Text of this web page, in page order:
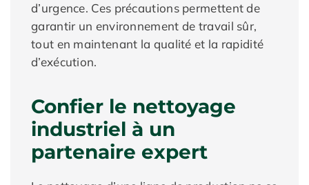
d’urgence. Ces précautions permettent de
garantir un environnement de travail sûr,
tout en maintenant la qualité et la rapidité
d’exécution.
Confier le nettoyage
industriel à un
partenaire expert